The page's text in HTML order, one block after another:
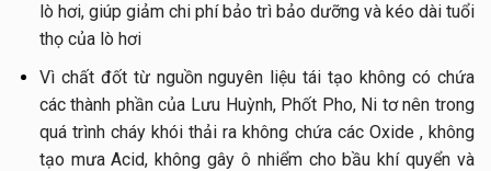
lò hơi, giúp giảm chi phí bảo trì bảo dưỡng và kéo dài tuổi
thọ của lò hơi
Vì chất đốt từ nguồn nguyên liệu tái tạo không có chứa
các thành phần của Lưu Huỳnh, Phốt Pho, Ni tơ nên trong
quá trình cháy khói thải ra không chứa các Oxide , không
tạo mưa Acid, không gây ô nhiểm cho bầu khí quyển và